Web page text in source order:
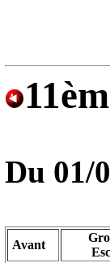
Du 01/
Avant